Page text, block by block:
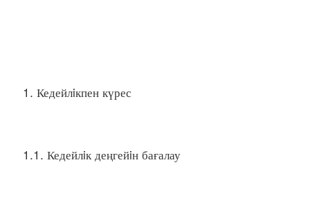
1. Кедейлiкпен күрес
1.1. Кедейлiк деңгейiн бағалау